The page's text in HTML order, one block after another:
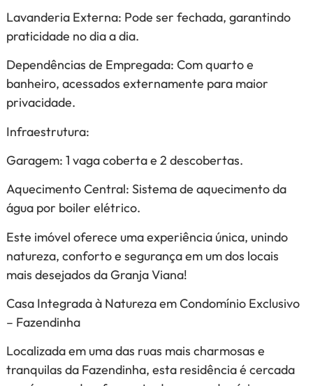
Lavanderia Externa: Pode ser fechada, garantindo
praticidade no dia a dia.
Dependências de Empregada: Com quarto e
banheiro, acessados externamente para maior
privacidade.
Infraestrutura:
Garagem: 1 vaga coberta e 2 descobertas.
Aquecimento Central: Sistema de aquecimento da
água por boiler elétrico.
Este imóvel oferece uma experiência única, unindo
natureza, conforto e segurança em um dos locais
mais desejados da Granja Viana!
Casa Integrada à Natureza em Condomínio Exclusivo
– Fazendinha
Localizada em uma das ruas mais charmosas e
tranquilas da Fazendinha, esta residência é cercada